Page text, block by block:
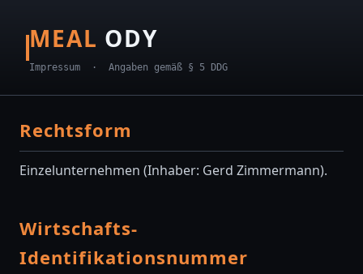
MEAL ODY
Impressum · Angaben gemäß § 5 DDG
Rechtsform
Einzelunternehmen (Inhaber: Gerd Zimmermann).
Wirtschafts-
Identifikationsnummer